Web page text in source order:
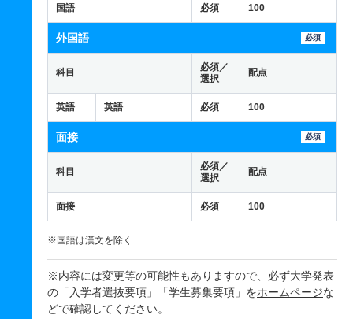
国語 必須 100
外国語 必須
科目
必須／
選択
配点
英語 英語 必須 100
面接 必須
科目
必須／
選択
配点
面接 必須 100
※国語は漢文を除く
※内容には変更等の可能性もありますので、必ず大学発表
の「入学者選抜要項」「学生募集要項」をホームページな
どで確認してください。